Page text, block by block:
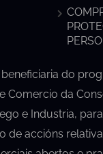
beneficiaria do
Comercio da
e Industria,
de accións